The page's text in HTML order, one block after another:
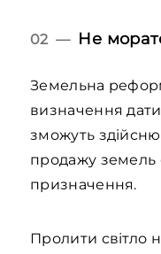
02 — Не
Земельна
визначення дати
зможуть
продажу земель
призначення.
Пролити світло